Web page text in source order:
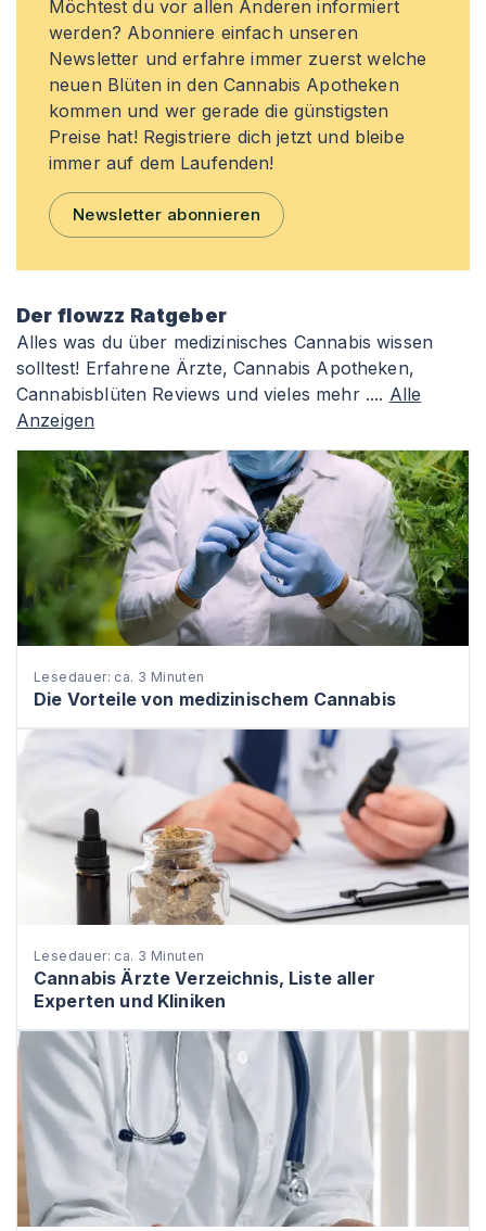
Möchtest du vor allen Anderen informiert
werden? Abonniere einfach unseren
Newsletter und erfahre immer zuerst welche
neuen Blüten in den Cannabis Apotheken
kommen und wer gerade die günstigsten
Preise hat! Registriere dich jetzt und bleibe
immer auf dem Laufenden!
Newsletter abonnieren
Der flowzz Ratgeber
Alles was du über medizinisches Cannabis wissen
solltest! Erfahrene Ärzte, Cannabis Apotheken,
Cannabisblüten Reviews und vieles mehr .... Alle
Anzeigen
Lesedauer: ca. 3 Minuten
Die Vorteile von medizinischem Cannabis
Lesedauer: ca. 3 Minuten
Cannabis Ärzte Verzeichnis, Liste aller
Experten und Kliniken